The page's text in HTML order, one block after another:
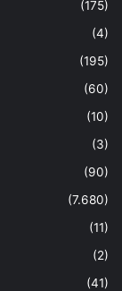
(175)
(4)
(195)
(60)
(10)
(3)
(90)
(7.680)
(11)
(2)
(41)